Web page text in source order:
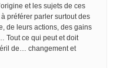
et les sujets de ces
préférer parler surtout des
de leurs actions, des gains
Tout ce qui peut et doit
de… changement et